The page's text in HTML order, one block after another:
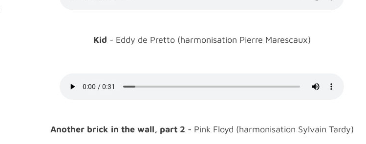
Kid - Eddy de Pretto (harmonisation Pierre Marescaux)
Another brick in the wall, part 2 - Pink Floyd (harmonisation Sylvain Tardy)